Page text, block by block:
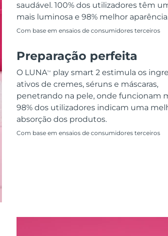
saudável. 100% dos utilizadores têm
mais luminosa e 98% melhor
Com base em ensaios de consumidores terceiros
Preparação perfeita
O LUNATM
play smart 2 estimula os
ativos de cremes, séruns e máscaras,
penetrando na pele, onde funcionam
98% dos utilizadores indicam uma
absorção dos produtos.
Com base em ensaios de consumidores terceiros